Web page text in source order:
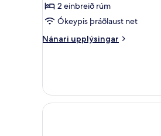
fyrir
Smoking
-
2 einbreið rúm
Ókeypis þráðlaust net
Nánari upplýsingar
Nánari
Twin
Room